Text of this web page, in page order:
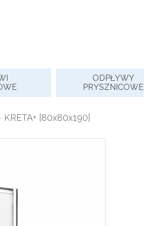
ODPŁYWY
PRYSZNICOWE
[80x80x190]